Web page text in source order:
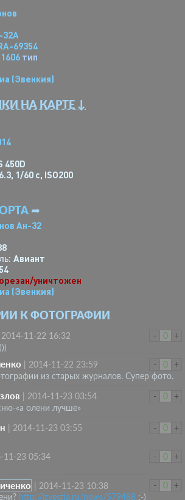
69354
1606 тип
(Эвенкия)
НА КАРТЕ ↓
450D
, 1/60 с, ISO200
➦
Ан-32
Авиант
уничтожен
(Эвенкия)
К ФОТОГРАФИИ
- 0 +
2014-11-22 16:32
-
0 +
2014-11-22 23:59
из старых журналов. Супер фото.
-
0 +
2014-11-23 03:54
«а олени лучше»
-
0 +
2014-11-23 03:55
-
0 +
11-23 05:34
-
0 +
2014-11-23 10:38
http://izvestia.ru/news/579488 :-)